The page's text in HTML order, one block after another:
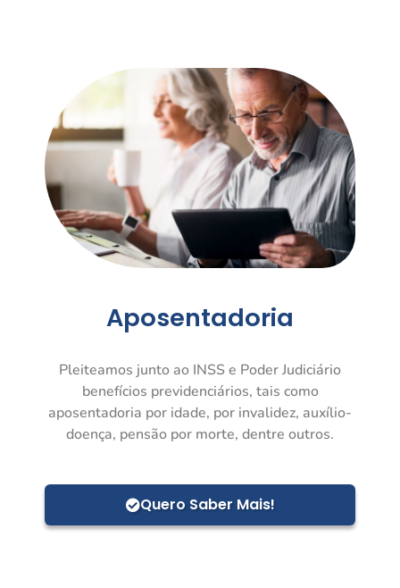
Aposentadoria
Pleiteamos junto ao INSS e Poder Judiciário
benefícios previdenciários, tais como
aposentadoria por idade, por invalidez, auxílio-
doença, pensão por morte, dentre outros.
Quero Saber Mais!